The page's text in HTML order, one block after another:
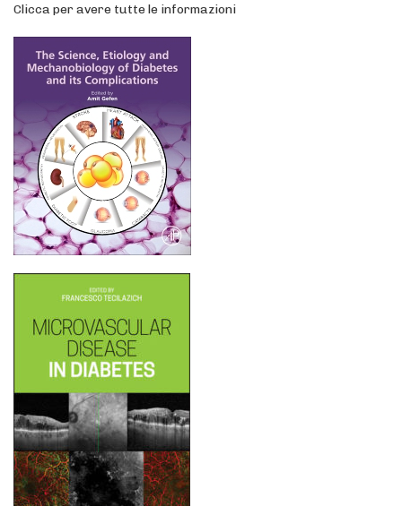
Clicca per avere tutte le informazioni